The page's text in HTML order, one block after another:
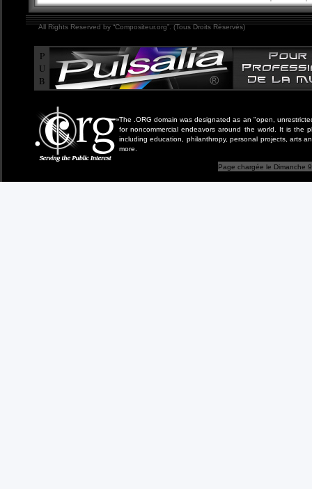
All Rights Reserved by “Compositeur.org”. (Tous Droits Réservés)
P
U
B
The .ORG domain was designated as an "open,
for noncommercial endeavors around the world. It is the
including education, philanthropy, personal projects, arts
more.
Page chargée le Dimanche